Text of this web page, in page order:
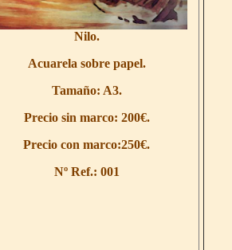
Nilo.
Acuarela sobre papel.
Tamaño: A3.
Precio sin marco: 200€.
Precio con marco:250€.
Nº Ref.: 001